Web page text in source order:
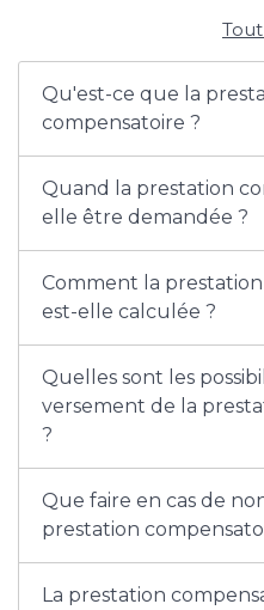
Qu'est-ce que la
compensatoire ?
Quand la prestation
elle être demandée ?
Comment la
est-elle calculée ?
Quelles sont les
versement de la
?
Que faire en cas de
prestation
La prestation